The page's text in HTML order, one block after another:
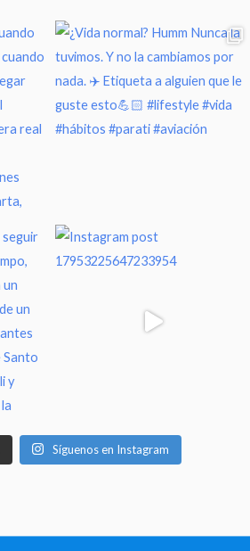
Síguenos en Instagram